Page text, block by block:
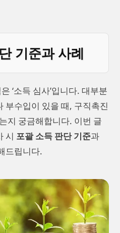
기준과 사례
‘소득 심사’입니다. 대부분
부수입이 있을 때, 구직촉진
지 궁금해합니다. 이번 글
시 포괄 소득 판단 기준과
드립니다.